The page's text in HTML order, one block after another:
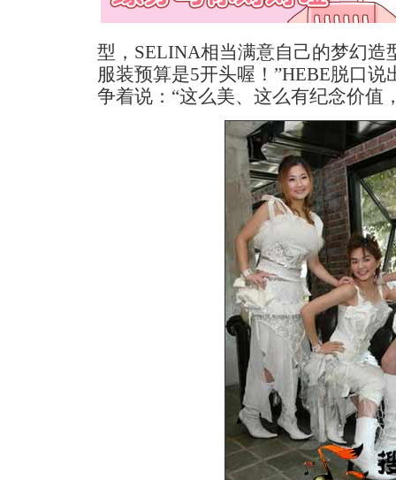
型，SELINA相当满意自己的梦幻造
服装预算是5开头喔！”HEBE脱口说
争着说：“这么美、这么有纪念价值